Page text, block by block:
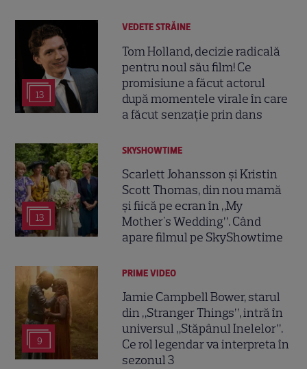
13
VEDETE STRĂINE
Tom Holland, decizie radicală
pentru noul său film! Ce
promisiune a făcut actorul
după momentele virale în care
a făcut senzație prin dans
13
SKYSHOWTIME
Scarlett Johansson și Kristin
Scott Thomas, din nou mamă
și fiică pe ecran în „My
Mother's Wedding”. Când
apare filmul pe SkyShowtime
9
PRIME VIDEO
Jamie Campbell Bower, starul
din „Stranger Things”, intră în
universul „Stăpânul Inelelor”.
Ce rol legendar va interpreta în
sezonul 3